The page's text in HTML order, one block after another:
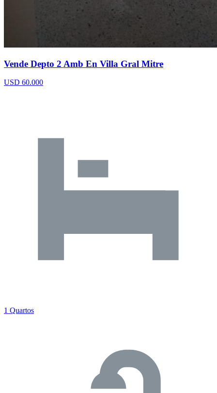
Vende Depto 2 Amb En Villa Gral Mitre
USD 60.000
1 Quartos